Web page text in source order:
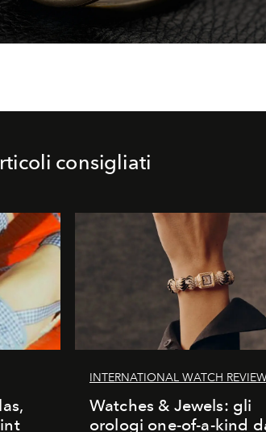
consigliati
INTERNATIONAL WATCH
Watches & Jewels: gli
orologi one-of-a-kind